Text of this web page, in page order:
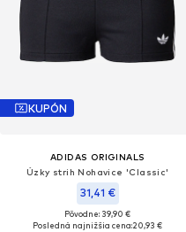
KUPÓN
ADIDAS ORIGINALS
Úzky strih Nohavice 'Classic'
31,41 €
Pôvodne: 39,90 €
Posledná najnižšia cena:20,93 €